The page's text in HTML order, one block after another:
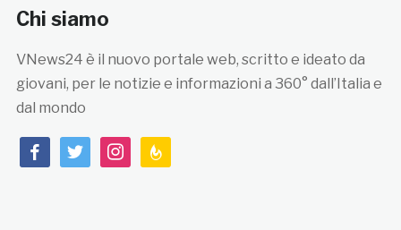
Chi siamo
VNews24 è il nuovo portale web, scritto e ideato da
giovani, per le notizie e informazioni a 360° dall’Italia e
dal mondo
facebooktwitterinstagramfeedburner